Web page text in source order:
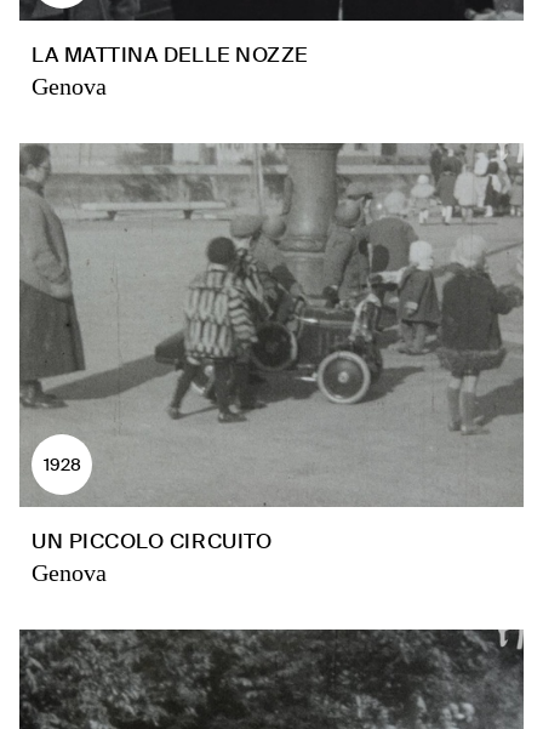
LA MATTINA DELLE NOZZE
Genova
1928
UN PICCOLO CIRCUITO
Genova